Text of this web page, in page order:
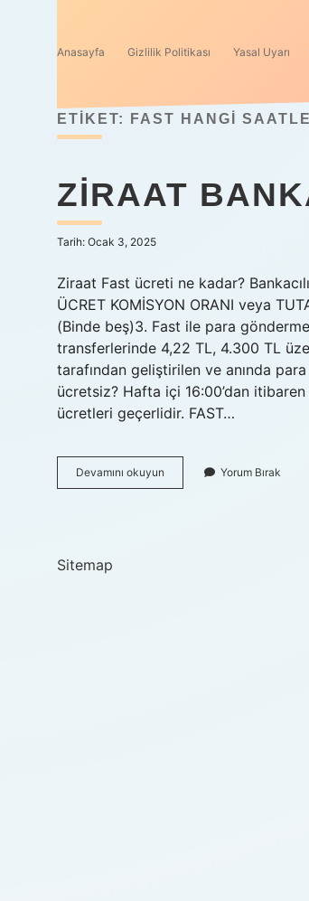
Anasayfa Gizlilik Politikası Yasal Uyarı
ETIKET: FAST HANGI
ZIRAAT
Tarih: Ocak 3, 2025
Ziraat Fast ücreti ne kadar?
ÜCRET KOMİSYON ORANI veya
(Binde beş)3. Fast ile para
transferlerinde 4,22 TL, 4.300 TL
tarafından geliştirilen ve anında
ücretsiz? Hafta içi 16:00’dan
ücretleri geçerlidir. FAST…
Devamını okuyun
Bankası
Yorum Bırak
Sitemap